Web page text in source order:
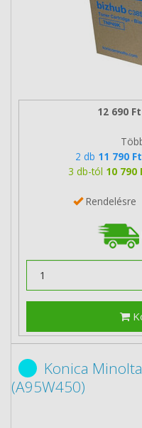
12 690 Ft
2 db 11 790 Ft
3 db-tól 10 790
Rendelésre
Konica
(A95W450)